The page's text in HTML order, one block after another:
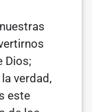
Dios;
verdad,
este